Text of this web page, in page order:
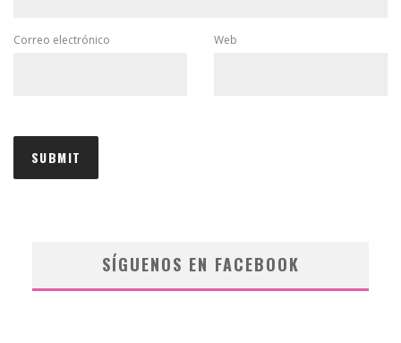
Correo electrónico Web
SÍGUENOS EN FACEBOOK